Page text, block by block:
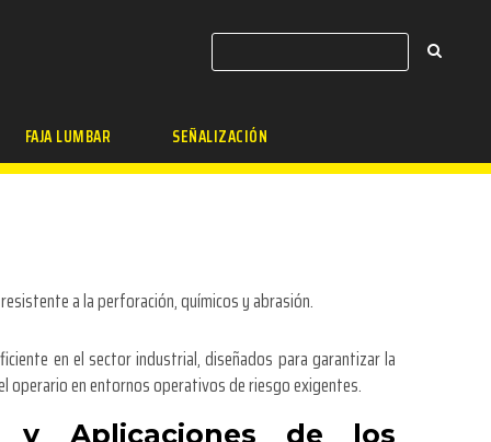
FAJA LUMBAR SEÑALIZACIÓN
a la perforación, químicos y abrasión.
en el sector industrial, diseñados para garantizar la
operario en entornos operativos de riesgo exigentes.
y Aplicaciones de los